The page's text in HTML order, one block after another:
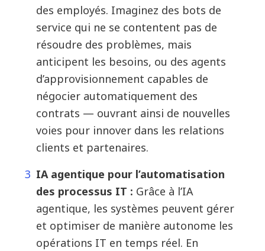
des employés. Imaginez des bots de
service qui ne se contentent pas de
résoudre des problèmes, mais
anticipent les besoins, ou des agents
d’approvisionnement capables de
négocier automatiquement des
contrats — ouvrant ainsi de nouvelles
voies pour innover dans les relations
clients et partenaires.
IA agentique pour l’automatisation
des processus IT : Grâce à l’IA
agentique, les systèmes peuvent gérer
et optimiser de manière autonome les
opérations IT en temps réel. En